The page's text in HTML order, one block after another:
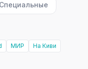
Специальные
МИР
На Киви